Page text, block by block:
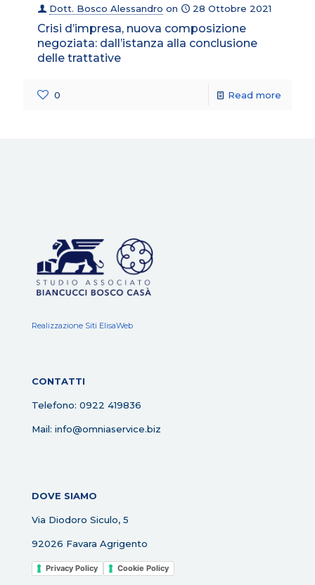
Dott. Bosco Alessandro on 28 Ottobre 2021
Crisi d’impresa, nuova composizione
negoziata: dall’istanza alla conclusione
delle trattative
0 Read more
Realizzazione Siti ElisaWeb
CONTATTI
Telefono: 0922 419836
Mail: info@omniaservice.biz
DOVE SIAMO
Via Diodoro Siculo, 5
92026 Favara Agrigento
Privacy Policy Cookie Policy